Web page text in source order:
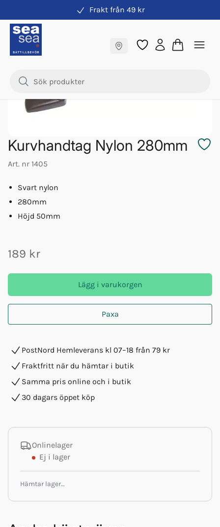
Frakt från 49 kr
Samma pris online & i butik
Handtag, fotsteg & grabbräcken
Kurvhandtag Nylon 280mm
Art. nr 1405
Svart nylon
280mm
Höjd 50mm
189 kr
Lägg i varukorgen
Paxa
PostNord Hemleverans kl 07–18 från 79 kr
Fraktfritt när du hämtar i butik
Samma pris online och i butik
30 dagars öppet köp
Onlinelager
Ej i lager
Hämtar lager…